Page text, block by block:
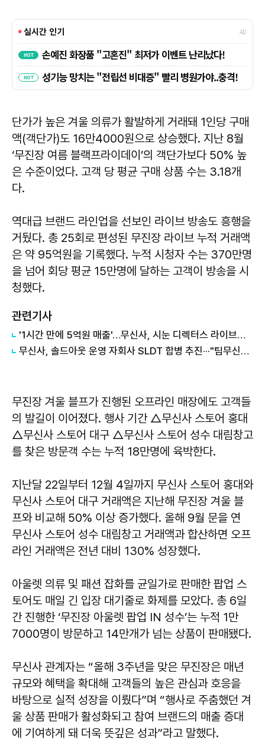
단가가 높은 겨울 의류가 활발하게 거래돼 1인당 구매
액(객단가)도 16만4000원으로 상승했다. 지난 8월
‘무진장 여름 블랙프라이데이’의 객단가보다 50% 높
은 수준이었다. 고객 당 평균 구매 상품 수는 3.18개
다.
역대급 브랜드 라인업을 선보인 라이브 방송도 흥행을
거뒀다. 총 25회로 편성된 무진장 라이브 누적 거래액
은 약 95억원을 기록했다. 누적 시청자 수는 370만명
을 넘어 회당 평균 15만명에 달하는 고객이 방송을 시
청했다.
관련기사
'1시간 만에 5억원 매출'…무신사, 시눈 디렉터스 라이브로 겨울 블프 '성황'
무신사, 솔드아웃 운영 자회사 SLDT 합병 추진···"팀무신사 효율성 강화"
무진장 겨울 블프가 진행된 오프라인 매장에도 고객들
의 발길이 이어졌다. 행사 기간 △무신사 스토어 홍대
△무신사 스토어 대구 △무신사 스토어 성수 대림창고
를 찾은 방문객 수는 누적 18만명에 육박한다.
지난달 22일부터 12월 4일까지 무신사 스토어 홍대와
무신사 스토어 대구 거래액은 지난해 무진장 겨울 블
프와 비교해 50% 이상 증가했다. 올해 9월 문을 연
무신사 스토어 성수 대림창고 거래액과 합산하면 오프
라인 거래액은 전년 대비 130% 성장했다.
아울렛 의류 및 패션 잡화를 균일가로 판매한 팝업 스
토어도 매일 긴 입장 대기줄로 화제를 모았다. 총 6일
간 진행한 ‘무진장 아울렛 팝업 IN 성수’는 누적 1만
7000명이 방문하고 14만개가 넘는 상품이 판매됐다.
무신사 관계자는 “올해 3주년을 맞은 무진장은 매년
규모와 혜택을 확대해 고객들의 높은 관심과 호응을
바탕으로 실적 성장을 이뤘다”며 “행사로 주춤했던 겨
울 상품 판매가 활성화되고 참여 브랜드의 매출 증대
에 기여하게 돼 더욱 뜻깊은 성과”라고 말했다.